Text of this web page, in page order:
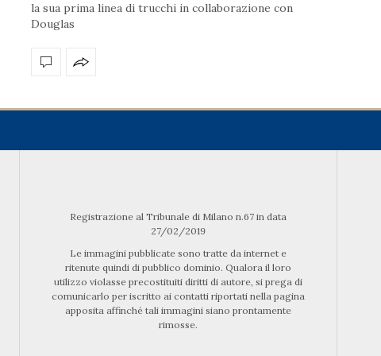
la sua prima linea di trucchi in collaborazione con
Douglas
Registrazione al Tribunale di Milano n.67 in data
27/02/2019
Le immagini pubblicate sono tratte da internet e
ritenute quindi di pubblico dominio. Qualora il loro
utilizzo violasse precostituiti diritti di autore, si prega di
comunicarlo per iscritto ai contatti riportati nella pagina
apposita affinché tali immagini siano prontamente
rimosse.